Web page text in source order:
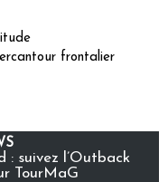
frontalier
: suivez l’Outback
TourMaG